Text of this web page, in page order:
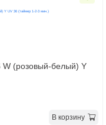
(розовый-белый) Y
В корзину